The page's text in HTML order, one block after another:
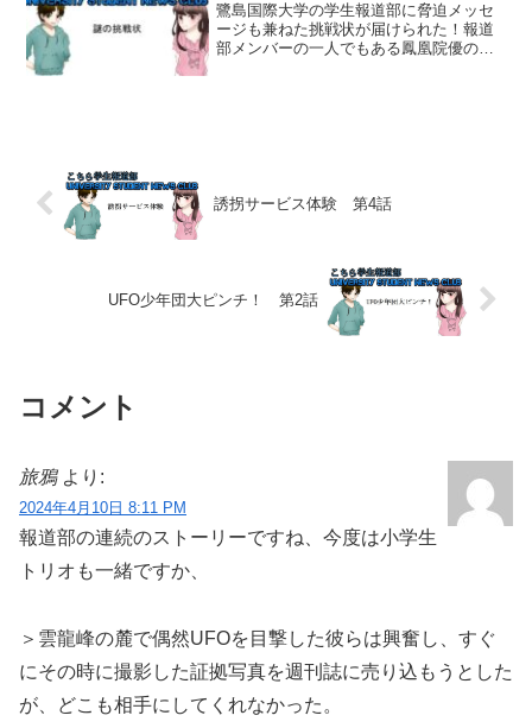
鷺島国際大学の学生報道部に脅迫メッセ
ージも兼ねた挑戦状が届けられた！報道
部メンバーの一人でもある鳳凰院優の身
誘拐サービス体験 第4話
UFO少年団大ピンチ！ 第2話
コメント
旅鴉 より:
2024年4月10日 8:11 PM
報道部の連続のストーリーですね、今度は小学生
トリオも一緒ですか、
＞雲龍峰の麓で偶然UFOを目撃した彼らは興奮し、すぐ
にその時に撮影した証拠写真を週刊誌に売り込もうとした
が、どこも相手にしてくれなかった。